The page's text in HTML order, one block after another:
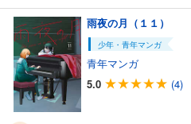
雨夜の月（１１）
少年・青年マンガ
青年マンガ
5.0
(4)